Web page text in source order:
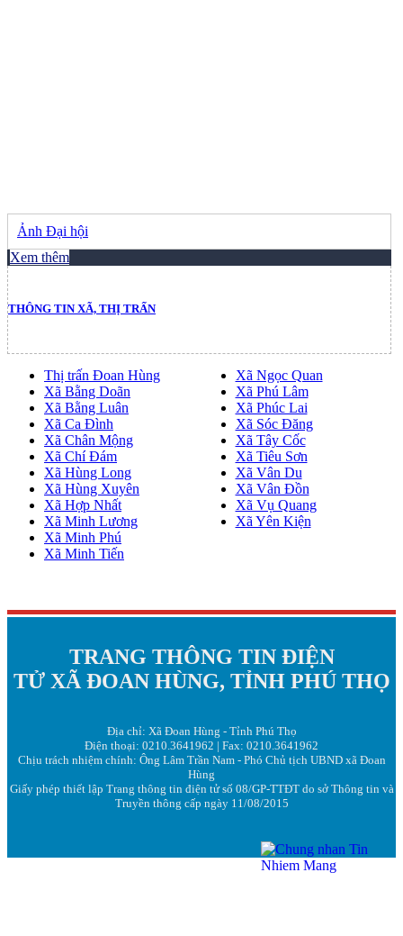
Ảnh Đại hội
Xem thêm
THÔNG TIN XÃ, THỊ TRẤN
Thị trấn Đoan Hùng
Xã Bằng Doãn
Xã Bằng Luân
Xã Ca Đình
Xã Chân Mộng
Xã Chí Đám
Xã Hùng Long
Xã Hùng Xuyên
Xã Hợp Nhất
Xã Minh Lương
Xã Minh Phú
Xã Minh Tiến
Xã Ngọc Quan
Xã Phú Lâm
Xã Phúc Lai
Xã Sóc Đăng
Xã Tây Cốc
Xã Tiêu Sơn
Xã Vân Du
Xã Vân Đồn
Xã Vụ Quang
Xã Yên Kiện
TRANG THÔNG TIN ĐIỆN
TỬ XÃ ĐOAN HÙNG, TỈNH PHÚ THỌ
Địa chỉ: Xã Đoan Hùng - Tỉnh Phú Thọ
Điện thoại: 0210.3641962 | Fax: 0210.3641962
Chịu trách nhiệm chính: Ông Lâm Trần Nam - Phó Chủ tịch UBND xã Đoan
Hùng
Giấy phép thiết lập Trang thông tin điện tử số 08/GP-TTĐT do sở Thông tin và
Truyền thông cấp ngày 11/08/2015